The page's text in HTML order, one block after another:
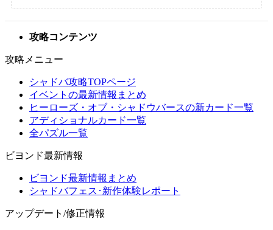
攻略コンテンツ
攻略メニュー
シャドバ攻略TOPページ
イベントの最新情報まとめ
ヒーローズ・オブ・シャドウバースの新カード一覧
アディショナルカード一覧
全パズル一覧
ビヨンド最新情報
ビヨンド最新情報まとめ
シャドバフェス･新作体験レポート
アップデート/修正情報